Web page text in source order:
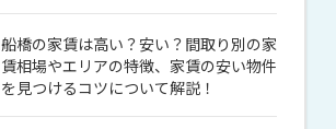
船橋の家賃は高い？安い？間取り別の家
賃相場やエリアの特徴、家賃の安い物件
を見つけるコツについて解説！